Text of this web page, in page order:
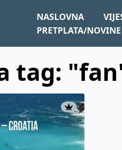
NASLOVNA
PRETPLATA/NOVINE
tag: